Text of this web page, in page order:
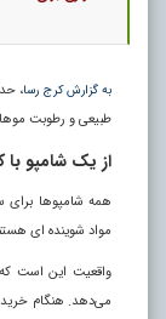
به گزارش کرج رسا
طبیعی و رطوبت
از یک شامپو
همه شامپو‌ها
مواد شوینده‌ ای
واقعیت این است که
می‌دهد. هنگام خرید